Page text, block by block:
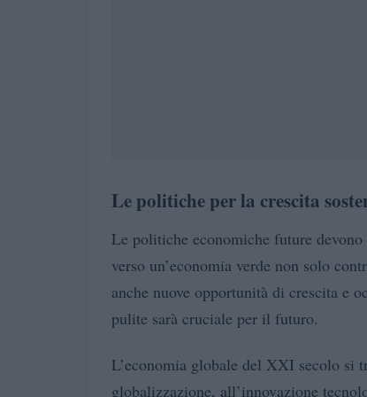
Le politiche per la crescita
Le politiche economiche future
verso un’economia verde non solo
anche nuove opportunità di crescita e
pulite sarà cruciale per il futuro.
L’economia globale del XXI secolo si
globalizzazione, all’innovazione